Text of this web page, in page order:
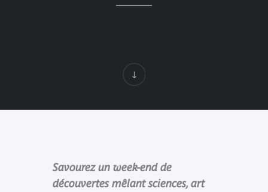
Savourez un week-end de
découvertes mêlant sciences, art